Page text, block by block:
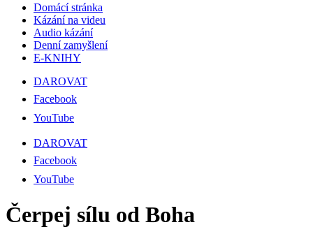
Domácí stránka
Kázání na videu
Audio kázání
Denní zamyšlení
E-KNIHY
DAROVAT
Facebook
YouTube
DAROVAT
Facebook
YouTube
Čerpej sílu od Boha